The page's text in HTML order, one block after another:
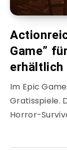
Game”
erhältlich
Im Epic
Gratisspiele.
Horror-